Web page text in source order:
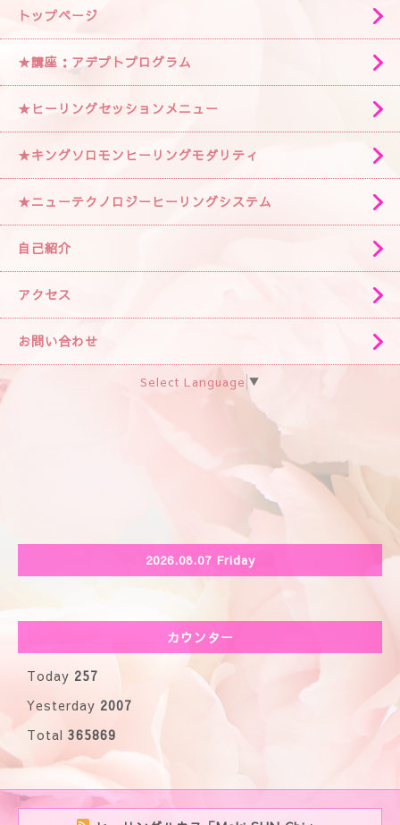
トップページ
★講座：アデプトプログラム
★ヒーリングセッションメニュー
★キングソロモンヒーリングモダリティ
★ニューテクノロジーヒーリングシステム
自己紹介
アクセス
お問い合わせ
Select Language ▼
2026.08.07 Friday
カウンター
Today 257
Yesterday 2007
Total 365869